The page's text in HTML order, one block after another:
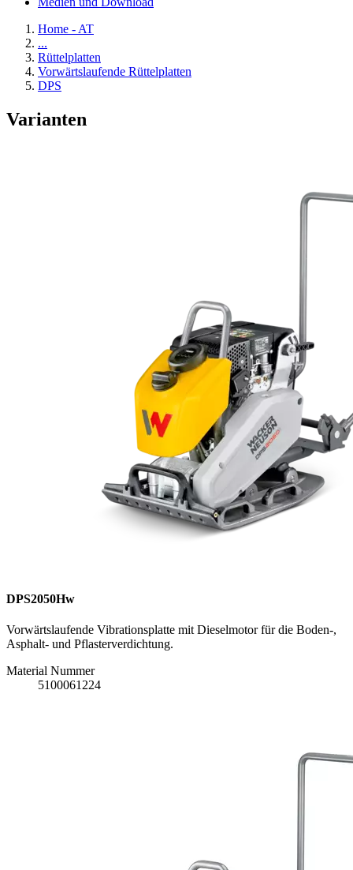
Home - AT
...
Rüttelplatten
Vorwärtslaufende Rüttelplatten
DPS
Varianten
DPS2050Hw
Vorwärtslaufende Vibrationsplatte mit Dieselmotor für die Boden-,
Asphalt- und Pflasterverdichtung.
Material Nummer
5100061224